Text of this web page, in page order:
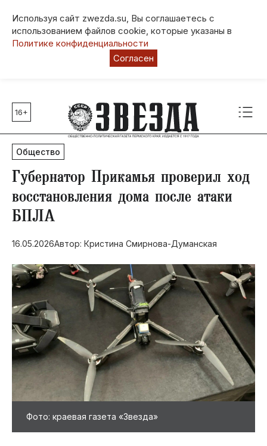
Используя сайт zwezda.su, Вы соглашаетесь с
использованием файлов cookie, которые указаны в
Политике конфиденциальности
Согласен
Главные темы
80 лет Победы
Молодежная столица РФ
СВО
Социальная поддержка
Инфраструктура
Благоустройство
16+
Общество
Губернатор Прикамья проверил ход
восстановления дома после атаки
БПЛА
16.05.2026Автор: Кристина Смирнова-Думанская
Фото: краевая газета «Звезда»